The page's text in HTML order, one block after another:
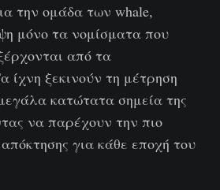
την ομάδα των whale,
μόνο τα νομίσματα που
από τα
ίχνη ξεκινούν τη μέτρηση
κατώτατα σημεία της
να παρέχουν την πιο
για κάθε εποχή του